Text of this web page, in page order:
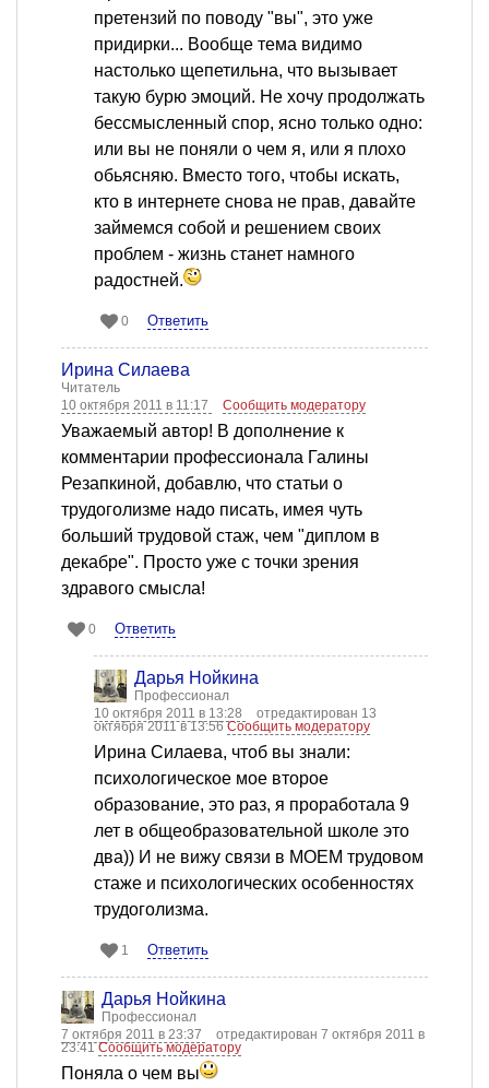
претензий по поводу "вы", это уже
придирки... Вообще тема видимо
настолько щепетильна, что вызывает
такую бурю эмоций. Не хочу продолжать
бессмысленный спор, ясно только одно:
или вы не поняли о чем я, или я плохо
обьясняю. Вместо того, чтобы искать,
кто в интернете снова не прав, давайте
займемся собой и решением своих
проблем - жизнь станет намного
радостней.
0 Ответить
Ирина Силаева
Читатель
10 октября 2011 в 11:17
Сообщить модератору
Уважаемый автор! В дополнение к
комментарии профессионала Галины
Резапкиной, добавлю, что статьи о
трудоголизме надо писать, имея чуть
больший трудовой стаж, чем "диплом в
декабре". Просто уже с точки зрения
здравого смысла!
0 Ответить
Дарья Нойкина
Профессионал
10 октября 2011 в 13:28
отредактирован 13
октября 2011 в 13:56Сообщить модератору
Ирина Силаева, чтоб вы знали:
психологическое мое второе
образование, это раз, я проработала 9
лет в общеобразовательной школе это
два)) И не вижу связи в МОЕМ трудовом
стаже и психологических особенностях
трудоголизма.
1 Ответить
Дарья Нойкина
Профессионал
7 октября 2011 в 23:37
отредактирован 7 октября 2011 в
23:41Сообщить модератору
Поняла о чем вы